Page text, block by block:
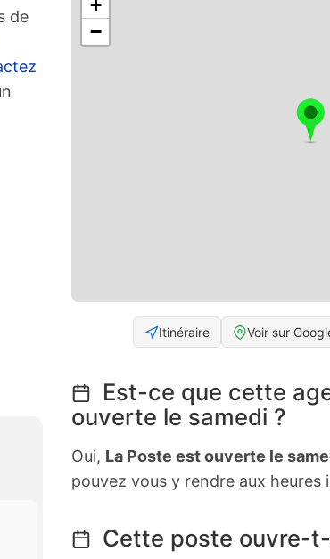
de
+
−
Itinéraire Voir sur
Est-ce que cette
ouverte le samedi ?
Oui, La Poste est ouverte le
pouvez vous y rendre aux heures
Cette poste ouvre-